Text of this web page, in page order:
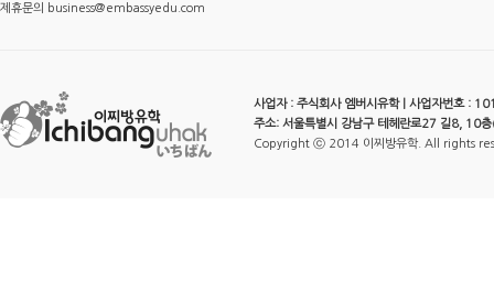
제휴문의 business@embassyedu.com
사업자 : 주식회사 엠버시유학 | 사업자번호 :
주소: 서울특별시 강남구 테헤란로27 길8, 10층
Copyright ⓒ 2014 이찌방유학. All rights